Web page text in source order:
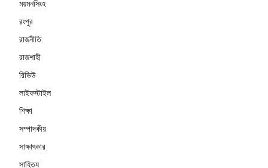
ময়মনসিংহ
রংপুর
রাজনীতি
রাজশাহী
রিভিউ
লাইফস্টাইল
শিক্ষা
সম্পাদকীয়
সাক্ষাৎকার
সাহিত্য